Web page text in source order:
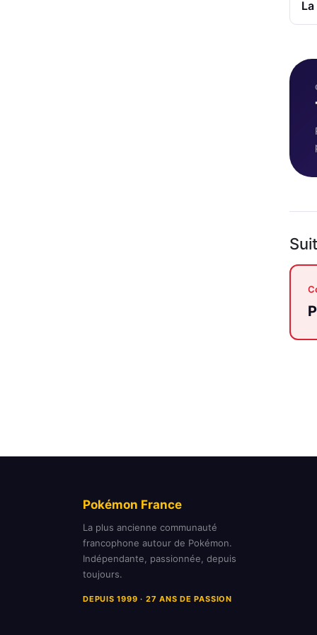
Pokémon France
La plus ancienne communauté
francophone autour de Pokémon.
Indépendante, passionnée, depuis
toujours.
DEPUIS 1999 · 27 ANS DE PASSION